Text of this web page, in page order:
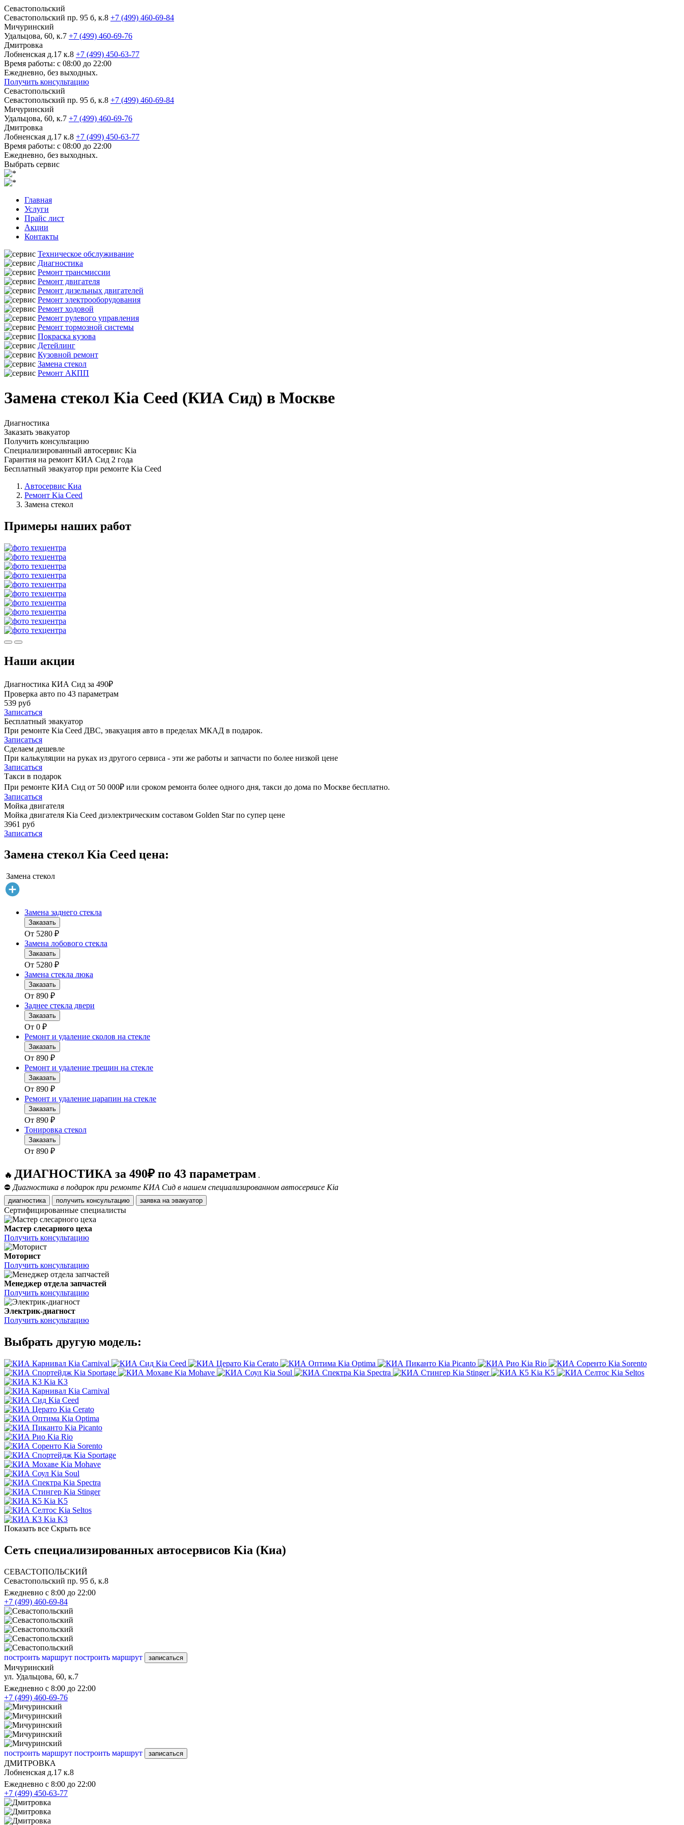
Севастопольский
Севастопольский пр. 95 б, к.8 +7 (499) 460-69-84
Мичуринский
Удальцова, 60, к.7 +7 (499) 460-69-76
Дмитровка
Лобненская д.17 к.8 +7 (499) 450-63-77
Время работы: с 08:00 до 22:00
Ежедневно, без выходных.
Получить консультацию
Севастопольский
Севастопольский пр. 95 б, к.8 +7 (499) 460-69-84
Мичуринский
Удальцова, 60, к.7 +7 (499) 460-69-76
Дмитровка
Лобненская д.17 к.8 +7 (499) 450-63-77
Время работы: с 08:00 до 22:00
Ежедневно, без выходных.
Выбрать сервис
Главная
Услуги
Прайс лист
Акции
Контакты
Техническое обслуживание
Диагностика
Ремонт трансмиссии
Ремонт двигателя
Ремонт дизельных двигателей
Ремонт электрооборудования
Ремонт ходовой
Ремонт рулевого управления
Ремонт тормозной системы
Покраска кузова
Детейлинг
Кузовной ремонт
Замена стекол
Ремонт АКПП
Замена стекол Kia Ceed (КИА Сид) в Москве
Диагностика
Заказать эвакуатор
Получить консультацию
Специализированный автосервис Kia
Гарантия на ремонт КИА Сид 2 года
Бесплатный эвакуатор при ремонте Kia Ceed
Автосервис Киа
Ремонт Kia Ceed
Замена стекол
Примеры наших работ
Наши акции
Диагностика КИА Сид за 490₽
Проверка авто по 43 параметрам
539 руб
Записаться
Бесплатный эвакуатор
При ремонте Kia Ceed ДВС, эвакуация авто в пределах МКАД в подарок.
Записаться
Сделаем дешевле
При калькуляции на руках из другого сервиса - эти же работы и запчасти по более низкой цене
Записаться
Такси в подарок
При ремонте КИА Сид от 50 000₽ или сроком ремонта более одного дня, такси до дома по Москве бесплатно.
Записаться
Мойка двигателя
Мойка двигателя Kia Ceed диэлектрическим составом Golden Star по супер цене
3961 руб
Записаться
Замена стекол Kia Ceed цена:
Замена стекол
Замена заднего стекла
Заказать
От 5280 ₽
Замена лобового стекла
Заказать
От 5280 ₽
Замена стекла люка
Заказать
От 890 ₽
Заднее стекла двери
Заказать
От 0 ₽
Ремонт и удаление сколов на стекле
Заказать
От 890 ₽
Ремонт и удаление трещин на стекле
Заказать
От 890 ₽
Ремонт и удаление царапин на стекле
Заказать
От 890 ₽
Тонировка стекол
Заказать
От 890 ₽
🔥 ДИАГНОСТИКА за 490₽ по 43 параметрам .
⛔ Диагностика в подарок при ремонте КИА Сид в нашем специализированном автосервисе Kia
диагностика получить консультацию заявка на эвакуатор
Сертифицированные специалисты
Мастер слесарного цеха
Получить консультацию
Моторист
Получить консультацию
Менеджер отдела запчастей
Получить консультацию
Электрик-диагност
Получить консультацию
Выбрать другую модель:
Kia Carnival Kia Ceed Kia Cerato Kia Optima Kia Picanto Kia Rio
Kia Sorento
Kia Sportage
Kia Mohave Kia Soul Kia Spectra Kia Stinger Kia K5
Kia Seltos
Kia K3
Kia Carnival
Kia Ceed
Kia Cerato
Kia Optima
Kia Picanto
Kia Rio
Kia Sorento
Kia Sportage
Kia Mohave
Kia Soul
Kia Spectra
Kia Stinger
Kia K5
Kia Seltos
Kia K3
Показать все Скрыть все
Сеть специализированных автосервисов Kia (Киа)
СЕВАСТОПОЛЬСКИЙ
Севастопольский пр. 95 б, к.8
Ежедневно с 8:00 до 22:00
+7 (499) 460-69-84
построить маршрут построить маршрут записаться
Мичуринский
ул. Удальцова, 60, к.7
Ежедневно с 8:00 до 22:00
+7 (499) 460-69-76
построить маршрут построить маршрут записаться
ДМИТРОВКА
Лобненская д.17 к.8
Ежедневно с 8:00 до 22:00
+7 (499) 450-63-77